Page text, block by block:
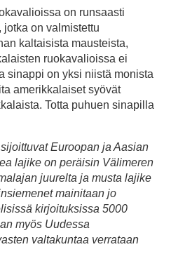
on runsaasti
on valmistettu
kaltaisista mausteista,
ruokavalioissa ei
sinappi on yksi niistä monista
amerikkalaiset syövät
Totta puhuen sinapilla
Euroopan ja Aasian
lajike on peräisin Välimeren
juurelta ja musta lajike
mainitaan jo
kirjoituksissa 5000
myös Uudessa
valtakuntaa verrataan